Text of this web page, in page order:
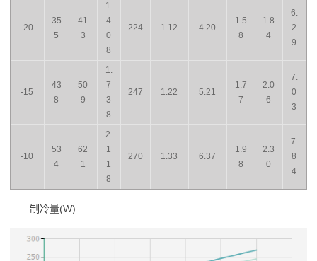
-20
35
5
41
3
1.
4
0
8
224 1.12 4.20
1.5
8
1.8
4
6.
2
9
-15
43
8
50
9
1.
7
3
8
247 1.22 5.21
1.7
7
2.0
6
7.
0
3
-10
53
4
62
1
2.
1
1
8
270 1.33 6.37
1.9
8
2.3
0
7.
8
4
制冷量(W)